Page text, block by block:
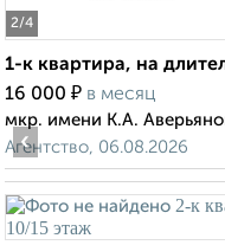
2/4
1-к квартира, на
16 000 ₽ в месяц
мкр. имени К.А.
Агентство, 06.08.2026
‹